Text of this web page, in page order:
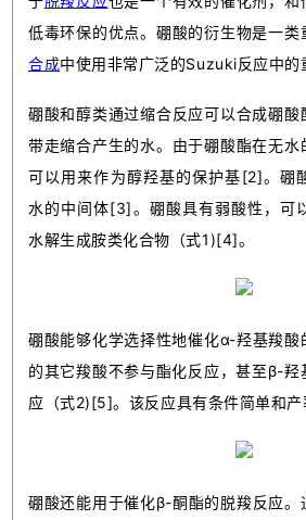
低毒环保的优点。硼酸的衍生物是一类
合成中使用非常广泛的Suzuki反应中的
硼酸和醇类通过缩合反应可以合成硼
带走缩合产生的水。由于硼酸酯在无水
可以用来作为醇羟基的保护基[2]。硼
水的中间体[3]。硼酸具有弱酸性，可
水解生成胺类化合物（式1)[4]。
硼酸能够化学选择性地催化α-羟基羧酸
的其它羧酸不参与酯化反应，甚至β-羟
应（式2)[5]。该反应具有条件简单和产
硼酸还能用于催化β-酮酯的脱羧反应。